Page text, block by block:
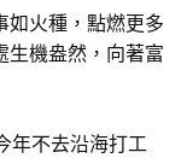
如火種，點燃更多
生機盎然，向著富
年不去沿海打工